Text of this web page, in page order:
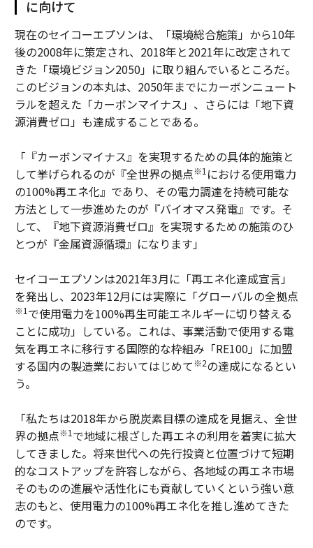
に向けて
現在のセイコーエプソンは、「環境総合施策」から10年
後の2008年に策定され、2018年と2021年に改定されて
きた「環境ビジョン2050」に取り組んでいるところだ。
このビジョンの本丸は、2050年までにカーボンニュート
ラルを超えた「カーボンマイナス」、さらには「地下資
源消費ゼロ」も達成することである。
「『カーボンマイナス』を実現するための具体的施策と
して挙げられるのが『全世界の拠点※1 における使用電力
の100%再エネ化』であり、その電力調達を持続可能な
方法として一歩進めたのが『バイオマス発電』です。そ
して、『地下資源消費ゼロ』を実現するための施策のひ
とつが『金属資源循環』になります」
セイコーエプソンは2021年3月に「再エネ化達成宣言」
を発出し、2023年12月には実際に「グローバルの全拠点
※1 で使用電力を100%再生可能エネルギーに切り替える
ことに成功」している。これは、事業活動で使用する電
気を再エネに移行する国際的な枠組み「RE100」に加盟
する国内の製造業においてはじめて※2の達成になるとい
う。
「私たちは2018年から脱炭素目標の達成を見据え、全世
界の拠点※1 で地域に根ざした再エネの利用を着実に拡大
してきました。将来世代への先行投資と位置づけて短期
的なコストアップを許容しながら、各地域の再エネ市場
そのものの進展や活性化にも貢献していくという強い意
志のもと、使用電力の100%再エネ化を推し進めてきた
のです。